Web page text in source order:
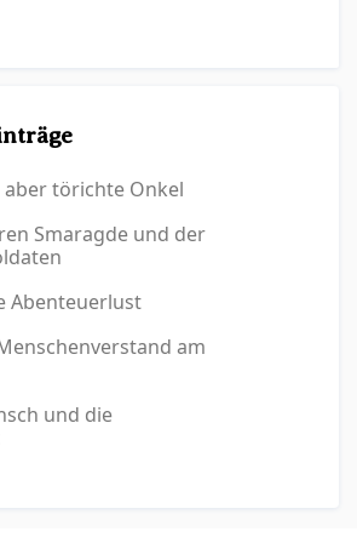
aber törichte Onkel
Smaragde und der
Abenteuerlust
am
und die